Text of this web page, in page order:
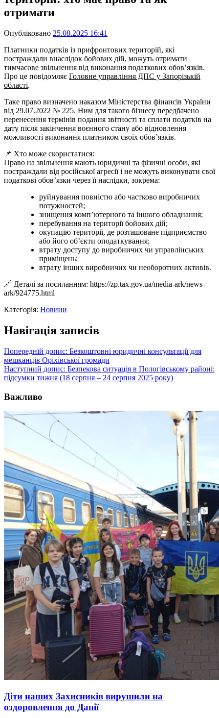
отримати
Опубліковано 25.08.2025 16:41
Платники податків із прифронтових територій, які
постраждали внаслідок бойових дій, можуть отримати
тимчасове звільнення від виконання податкових обов’язків.
Про це повідомляє Головне управління ДПС у Запорізькій
області.
Таке право визначено наказом Міністерства фінансів України
від 29.07.2022 № 225. Ним для такого бізнесу передбачено
перенесення термінів подання звітності та сплати податків на
дату після закінчення воєнного стану або відновлення
можливості виконання платником своїх обов’язків.
📌 Хто може скористатися:
Право на звільнення мають юридичні та фізичні особи, які
постраждали від російської агресії і не можуть виконувати свої
податкові обов’язки через її наслідки, зокрема:
руйнування повністю або частково виробничих
потужностей;
знищення комп’ютерного та іншого обладнання;
перебування на території бойових дій;
окупацію території, де розташоване підприємство
або його об’єкти оподаткування;
втрату доступу до виробничих чи управлінських
приміщень;
втрату інших виробничих чи необоротних активів.
🔗 Деталі за посиланням: https://zp.tax.gov.ua/media-ark/news-
ark/924775.html
Категорія: Новини
Навігація записів
Попередній допис: Безкоштовні юридичні консультації для
мешканців Оріхівської громади
Наступний допис: Безпекова ситуація в Пологівському районі:
підсумки тижня (18 серпня – 24 серпня 2025 року)
Важливо
Діти наших Захисників вирушили на
оздоровлення до Данії